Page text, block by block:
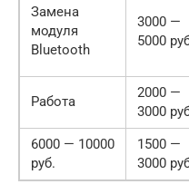
Замена
модуля
Bluetooth
3000 —
5000
Работа
2000 —
3000
6000 — 10000
руб.
1500 —
3000